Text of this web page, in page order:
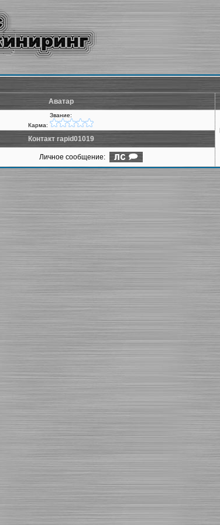
Аватар
Звание:
Карма:
Контакт rapid01019
Личное сообщение: